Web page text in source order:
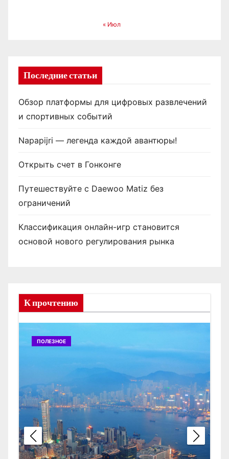
« Июл
Последние статьи
Обзор платформы для цифровых развлечений
и спортивных событий
Napapijri — легенда каждой авантюры!
Открыть счет в Гонконге
Путешествуйте с Daewoo Matiz без
ограничений
Классификация онлайн-игр становится
основой нового регулирования рынка
К прочтению
ПОЛЕЗНОЕ